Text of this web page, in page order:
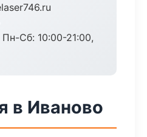
Пн-Сб: 10:00-21:00,
в Иваново